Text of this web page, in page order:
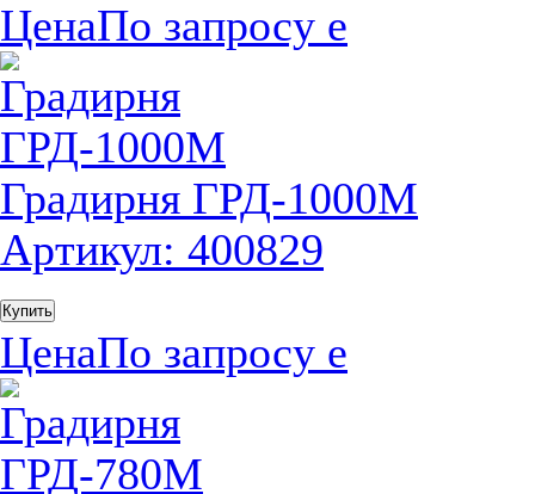
ЦенаПо запросу е
Градирня ГРД-1000М
Артикул: 400829
Купить
ЦенаПо запросу е